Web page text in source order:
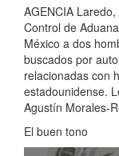
AGENCIA
Control de
México a dos
buscados por
relacionadas con
estadounidense.
Agustín Morales-
El buen tono